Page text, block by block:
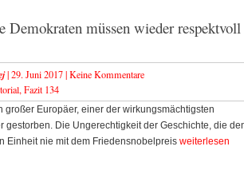
Demokraten müssen wieder respektvoll
| 29. Juni 2017 |Keine Kommentare
, Fazit 134
großer Europäer, einer der wirkungsmächtigsten
gestorben. Die Ungerechtigkeit der Geschichte, die
Einheit nie mit dem Friedensnobelpreis weiterlesen